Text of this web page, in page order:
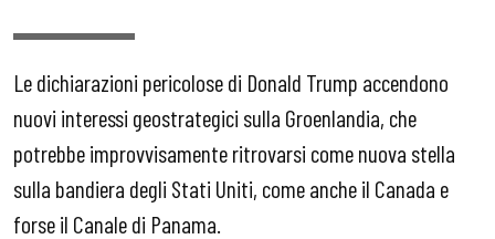
Le dichiarazioni pericolose di Donald Trump accendono
nuovi interessi geostrategici sulla Groenlandia, che
potrebbe improvvisamente ritrovarsi come nuova stella
sulla bandiera degli Stati Uniti, come anche il Canada e
forse il Canale di Panama.